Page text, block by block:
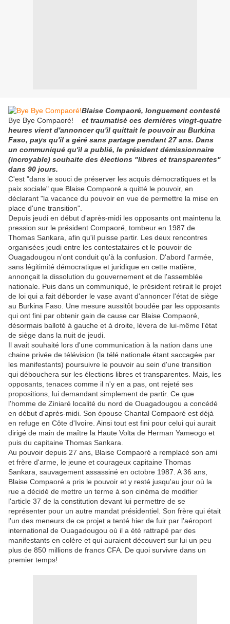
Bye Bye Compaoré!
Blaise Compaoré, longuement contesté
et traumatisé ces dernières vingt-quatre
heures vient d'annoncer qu'il quittait le pouvoir au Burkina
Faso, pays qu'il a géré sans partage pendant 27 ans. Dans
un communiqué qu'il a publié, le président démissionnaire
(incroyable) souhaite des élections "libres et transparentes"
dans 90 jours.
C'est "dans le souci de préserver les acquis démocratiques et la
paix sociale" que Blaise Compaoré a quitté le pouvoir, en
déclarant "la vacance du pouvoir en vue de permettre la mise en
place d'une transition".
Depuis jeudi en début d'après-midi les opposants ont maintenu la
pression sur le président Compaoré, tombeur en 1987 de
Thomas Sankara, afin qu'il puisse partir. Les deux rencontres
organisées jeudi entre les contestataires et le pouvoir de
Ouagadougou n'ont conduit qu'à la confusion. D'abord l'armée,
sans légitimité démocratique et juridique en cette matière,
annonçait la dissolution du gouvernement et de l'assemblée
nationale. Puis dans un communiqué, le président retirait le projet
de loi qui a fait déborder le vase avant d'annoncer l'état de siège
au Burkina Faso. Une mesure aussitôt boudée par les opposants
qui ont fini par obtenir gain de cause car Blaise Compaoré,
désormais balloté à gauche et à droite, lèvera de lui-même l'état
de siège dans la nuit de jeudi.
Il avait souhaité lors d'une communication à la nation dans une
chaine privée de télévision (la télé nationale étant saccagée par
les manifestants) poursuivre le pouvoir au sein d'une transition
qui débouchera sur les élections libres et transparentes. Mais, les
opposants, tenaces comme il n'y en a pas, ont rejeté ses
propositions, lui demandant simplement de partir. Ce que
l'homme de Ziniaré localité du nord de Ouagadougou a concédé
en début d'après-midi. Son épouse Chantal Compaoré est déjà
en refuge en Côte d'Ivoire. Ainsi tout est fini pour celui qui aurait
dirigé de main de maître la Haute Volta de Herman Yameogo et
puis du capitaine Thomas Sankara.
Au pouvoir depuis 27 ans, Blaise Compaoré a remplacé son ami
et frère d'arme, le jeune et courageux capitaine Thomas
Sankara, sauvagement assassiné en octobre 1987. A 36 ans,
Blaise Compaoré a pris le pouvoir et y resté jusqu'au jour où la
rue a décidé de mettre un terme à son cinéma de modifier
l'article 37 de la constitution devant lui permettre de se
représenter pour un autre mandat présidentiel. Son frère qui était
l'un des meneurs de ce projet a tenté hier de fuir par l'aéroport
international de Ouagadougou où il a été rattrapé par des
manifestants en colère et qui auraient découvert sur lui un peu
plus de 850 millions de francs CFA. De quoi survivre dans un
premier temps!